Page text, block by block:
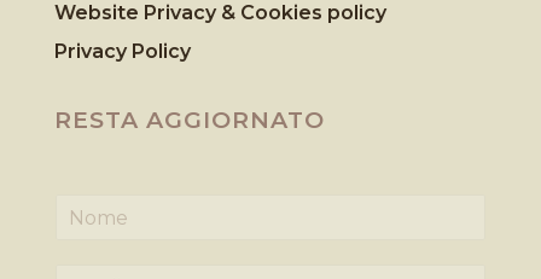
Website Privacy & Cookies policy
Privacy Policy
RESTA AGGIORNATO